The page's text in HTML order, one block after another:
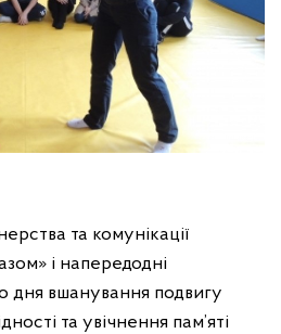
та комунікації
і напередодні
дня вшанування подвигу
та увічнення пам’яті